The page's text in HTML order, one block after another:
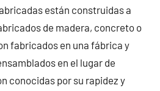
están construidas a
de madera, concreto o
fabricados en una fábrica y
en el lugar de
conocidas por su rapidez y